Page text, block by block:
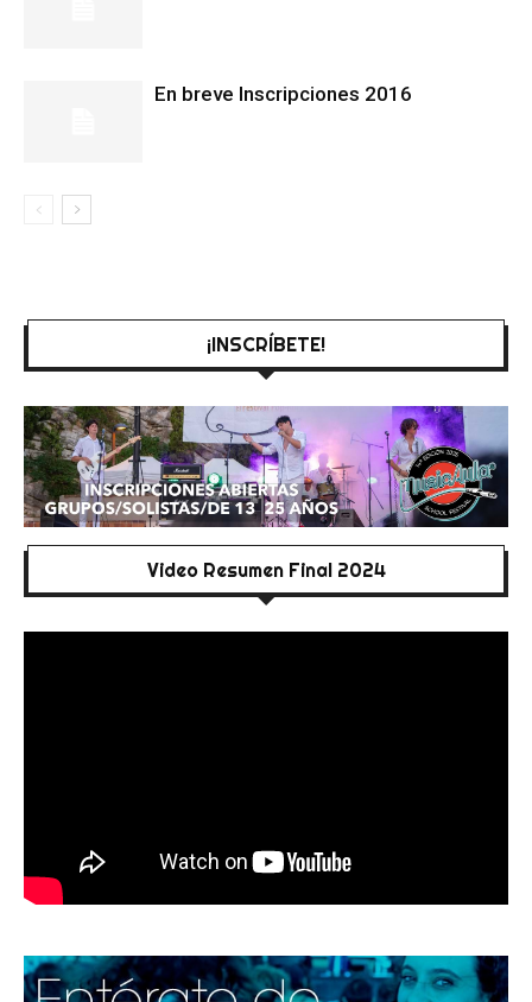
En breve Inscripciones 2016
¡INSCRÍBETE!
Video Resumen Final 2024